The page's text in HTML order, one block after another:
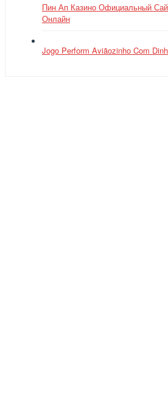
Пин Ап Казино Официальный
Онлайн
Jogo Perform Aviãozinho Com